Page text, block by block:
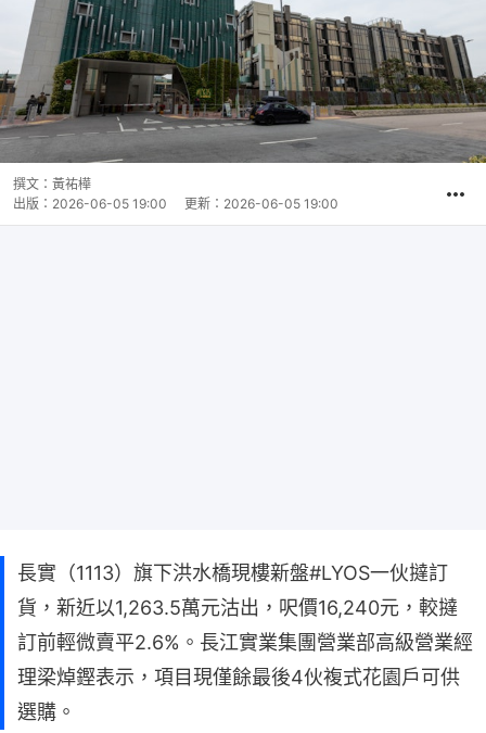
撰文： 黃祐樺
出版： 2026-06-05 19:00 更新： 2026-06-05 19:00
長實（1113）旗下洪水橋現樓新盤#LYOS一伙撻訂
貨，新近以1,263.5萬元沽出，呎價16,240元，較撻
訂前輕微賣平2.6%。長江實業集團營業部高級營業經
理梁焯鏗表示，項目現僅餘最後4伙複式花園戶可供
選購。